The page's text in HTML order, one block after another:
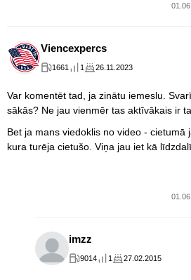
Viencexpercs
1661 1 26.11.2023
Var komentēt tad, ja zinātu iemeslu.
sākās? Ne jau vienmēr tas aktīvākais ir
Bet ja mans viedoklis no video - cietumā
kura turēja cietušo. Viņa jau iet kā
imzz
9014 1 27.02.2015